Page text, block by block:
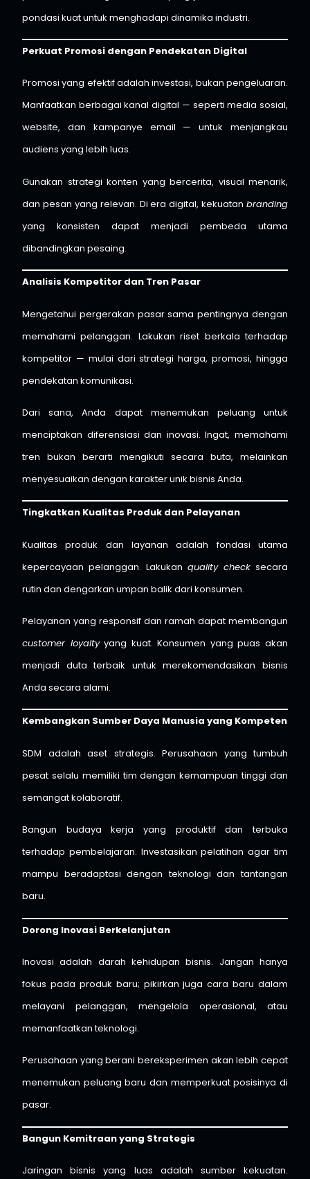
pondasi kuat untuk menghadapi dinamika industri.
Perkuat Promosi dengan Pendekatan Digital
Promosi yang efektif adalah investasi, bukan pengeluaran.
Manfaatkan berbagai kanal digital — seperti media sosial,
website, dan kampanye email — untuk menjangkau
audiens yang lebih luas.
Gunakan strategi konten yang bercerita, visual menarik,
dan pesan yang relevan. Di era digital, kekuatan branding
yang konsisten dapat menjadi pembeda utama
dibandingkan pesaing.
Analisis Kompetitor dan Tren Pasar
Mengetahui pergerakan pasar sama pentingnya dengan
memahami pelanggan. Lakukan riset berkala terhadap
kompetitor — mulai dari strategi harga, promosi, hingga
pendekatan komunikasi.
Dari sana, Anda dapat menemukan peluang untuk
menciptakan diferensiasi dan inovasi. Ingat, memahami
tren bukan berarti mengikuti secara buta, melainkan
menyesuaikan dengan karakter unik bisnis Anda.
Tingkatkan Kualitas Produk dan Pelayanan
Kualitas produk dan layanan adalah fondasi utama
kepercayaan pelanggan. Lakukan quality check secara
rutin dan dengarkan umpan balik dari konsumen.
Pelayanan yang responsif dan ramah dapat membangun
customer loyaltyyang kuat. Konsumen yang puas akan
menjadi duta terbaik untuk merekomendasikan bisnis
Anda secara alami.
Kembangkan Sumber Daya Manusia yang Kompeten
SDM adalah aset strategis. Perusahaan yang tumbuh
pesat selalu memiliki tim dengan kemampuan tinggi dan
semangat kolaboratif.
Bangun budaya kerja yang produktif dan terbuka
terhadap pembelajaran. Investasikan pelatihan agar tim
mampu beradaptasi dengan teknologi dan tantangan
baru.
Dorong Inovasi Berkelanjutan
Inovasi adalah darah kehidupan bisnis. Jangan hanya
fokus pada produk baru; pikirkan juga cara baru dalam
melayani pelanggan, mengelola operasional, atau
memanfaatkan teknologi.
Perusahaan yang berani bereksperimen akan lebih cepat
menemukan peluang baru dan memperkuat posisinya di
pasar.
Bangun Kemitraan yang Strategis
Jaringan bisnis yang luas adalah sumber kekuatan.